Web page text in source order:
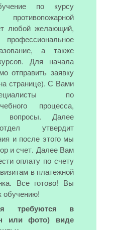
по курсу
любой желающий,
а также
Для начала
отправить заявку
странице). С Вами
по
процесса,
Далее
утвердит
и после этого мы
и счет. Далее Вам
оплату по счету
в платежной
Все готово! Вы
обучению!
требуются в
или фото) виде